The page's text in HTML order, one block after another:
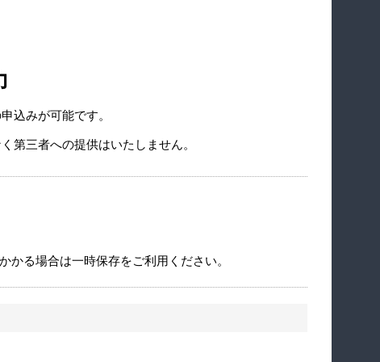
込みが可能です。
第三者への提供はいたしません。
る場合は一時保存をご利用ください。